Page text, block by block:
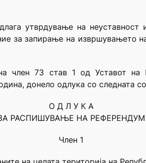
утврдување на неуставност
за запирање на извршувањето
член 73 став 1 од Уставот на
донело одлука со следната
О Д Л У К А
РАСПИШУВАЊЕ НА РЕФЕРЕНДУМ
Член 1